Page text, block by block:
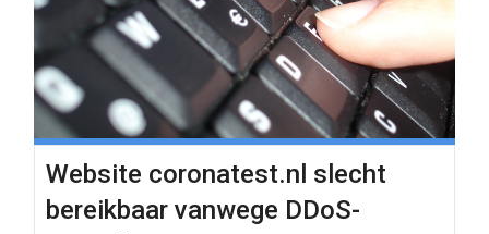
Website coronatest.nl slecht
bereikbaar vanwege DDoS-